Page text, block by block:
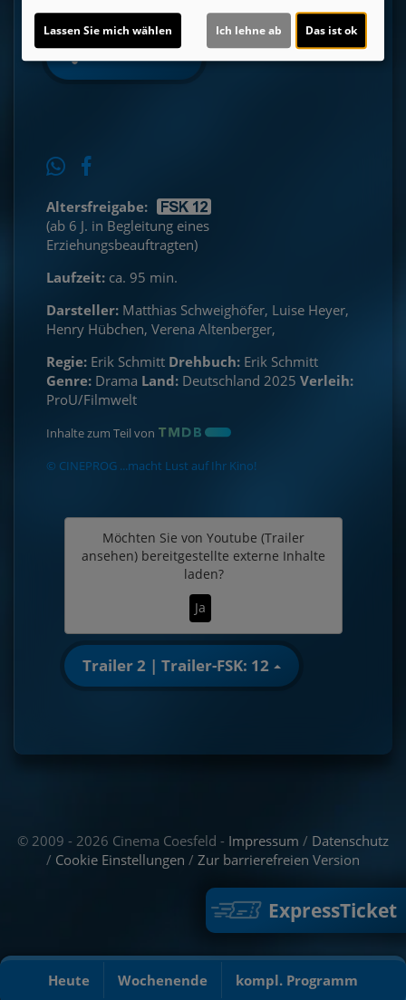
Heute Wochenende kompl. Programm
ExpressTicket
Ticket-Alarm
Altersfreigabe:
(ab 6 J. in Begleitung eines
Erziehungsbeauftragten)
Laufzeit: ca. 95 min.
Darsteller: Matthias Schweighöfer, Luise Heyer,
Henry Hübchen, Verena Altenberger,
Regie: Erik Schmitt Drehbuch: Erik Schmitt
Genre: Drama Land: Deutschland 2025 Verleih:
ProU/Filmwelt
Inhalte zum Teil von
© CINEPROG ...macht Lust auf Ihr Kino!
Möchten Sie von Youtube (Trailer
ansehen) bereitgestellte externe Inhalte
laden?
Ja
Trailer 2 | Trailer-FSK: 12
© 2009 - 2026 Cinema Coesfeld - Impressum / Datenschutz
/ Cookie Einstellungen / Zur barrierefreien Version
Lassen Sie mich wählen Ich lehne ab Das ist ok